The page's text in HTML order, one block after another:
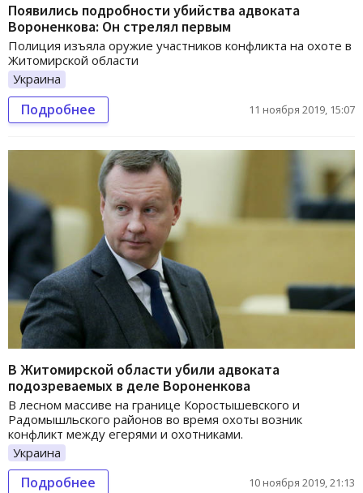
Появились подробности убийства адвоката
Вороненкова: Он стрелял первым
Полиция изъяла оружие участников конфликта на охоте в
Житомирской области
Украина
Подробнее 11 ноября 2019, 15:07
В Житомирской области убили адвоката
подозреваемых в деле Вороненкова
В лесном массиве на границе Коростышевского и
Радомышльского районов во время охоты возник
конфликт между егерями и охотниками.
Украина
Подробнее 10 ноября 2019, 21:13